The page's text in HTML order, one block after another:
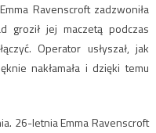
Ravenscroft zadzwoniła
groził jej maczetą podczas
Operator usłyszał, jak
nakłamała i dzięki temu
26-letnia Emma Ravenscroft